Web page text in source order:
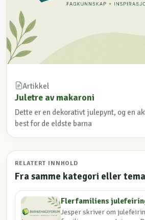
Artikkel
Juletre av makaroni
Dette er en dekorativt julepynt, og en
best for de eldste barna
RELATERT INNHOLD
Fra samme kategori eller tema
Flerfamiliens
Jesper skriver om